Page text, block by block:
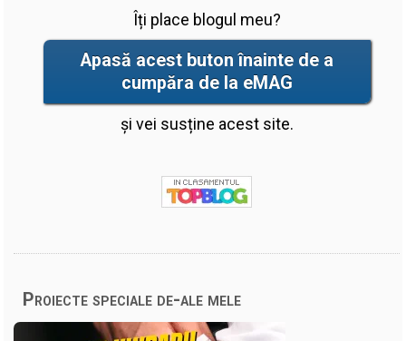
Îți place blogul meu?
Apasă acest buton înainte de a
cumpăra de la eMAG
și vei susține acest site.
Proiecte speciale de-ale mele